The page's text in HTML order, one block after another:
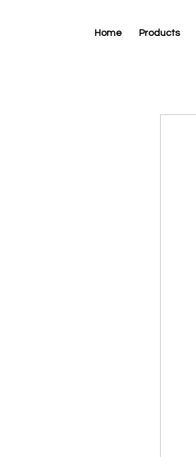
Home Products